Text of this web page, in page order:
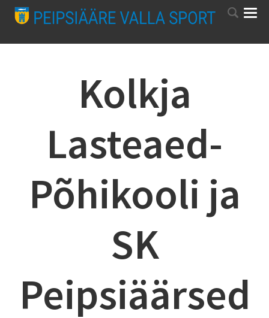
Kolkja
Lasteaed-
Põhikooli ja
SK
Peipsiäärsed